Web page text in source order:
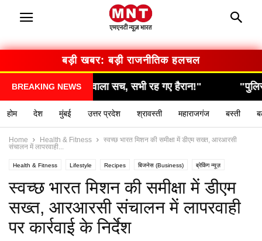
बड़ी खबर: बड़ी राजनीतिक हलचल
BREAKING NEWS
हैरान!" "पुलिस की रेड में हुआ बड़ा खुलासा, उड़े सबके
होम देश मुंबई उत्तर प्रदेश श्रावस्ती महाराजगंज बस्ती
Home Health & Fitness
स्वच्छ भारत मिशन की समीक्षा में डीएम सख्त, आरआरसी
संचालन में लापरवाही...
Health & Fitness Lifestyle Recipes बिजनेस (Business) ब्रेकिंग न्यूज़
राशिफल / ज्योतिष स्वास्थ्य (Health)
स्वच्छ भारत मिशन की समीक्षा में डीएम
सख्त, आरआरसी संचालन में लापरवाही
पर कार्रवाई के निर्देश